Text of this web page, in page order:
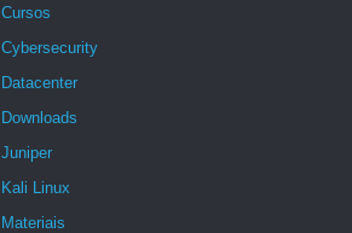
Cursos
Cybersecurity
Datacenter
Downloads
Juniper
Kali Linux
Materiais